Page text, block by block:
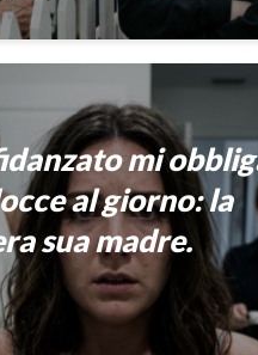
mi
al giorno: la
sua madre.